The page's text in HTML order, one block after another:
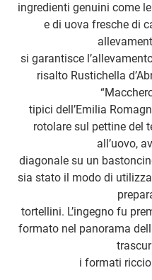
ingredienti genuini come
e di uova fresche di
si garantisce
risalto Rustichella
tipici dell’Emilia
rotolare sul pettine del
all’uovo,
diagonale su un
sia stato il modo di
tortellini. L’ingegno fu
formato nel panorama
i formati